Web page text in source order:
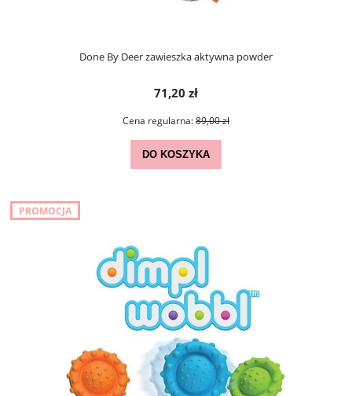
Done By Deer zawieszka aktywna powder
71,20 zł
Cena regularna:89,00 zł
DO KOSZYKA
PROMOCJA